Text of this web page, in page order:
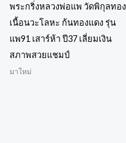
พระกริ่งหลวงพ่อแพ วัดพิกุลทอง
เนื้อนวะโลหะ ก้นทองแดง รุ่น
แพ91 เสาร์ห้า ปี37 เลี่ยมเงิน
สภาพสวยแชมป์
มาใหม่